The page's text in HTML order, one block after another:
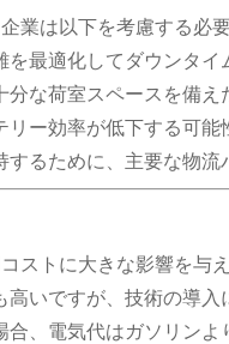
業は以下を考慮する必要
最適化してダウンタイ
な荷室スペースを備え
ー効率が低下する可能
るために、主要な物流
ストに大きな影響を与
いですが、技術の導入
、電気代はガソリンよ